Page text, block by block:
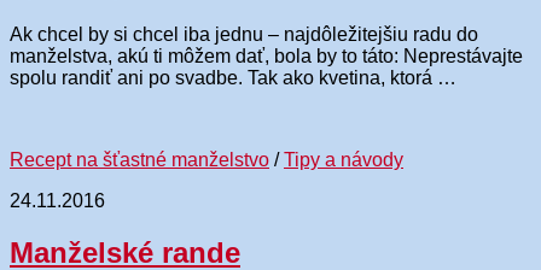
Ak chcel by si chcel iba jednu – najdôležitejšiu radu do
manželstva, akú ti môžem dať, bola by to táto: Neprestávajte
spolu randiť ani po svadbe. Tak ako kvetina, ktorá …
Recept na šťastné manželstvo /Tipy a návody
24.11.2016
Manželské rande